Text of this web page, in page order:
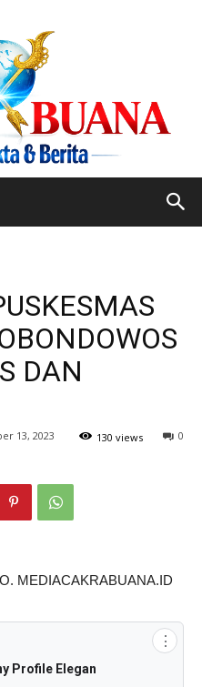
DAN
13, 2023 0
130 views
MEDIACAKRABUANA.ID
⋮
Profile Elegan